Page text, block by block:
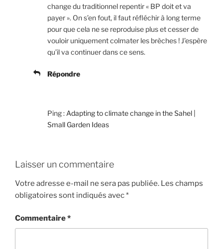
change du traditionnel repentir « BP doit et va
payer ». On s’en fout, il faut réfléchir à long terme
pour que cela ne se reproduise plus et cesser de
vouloir uniquement colmater les brèches ! J’espère
qu’il va continuer dans ce sens.
Répondre
Ping : Adapting to climate change in the Sahel |
Small Garden Ideas
Laisser un commentaire
Votre adresse e-mail ne sera pas publiée. Les champs
obligatoires sont indiqués avec*
Commentaire*